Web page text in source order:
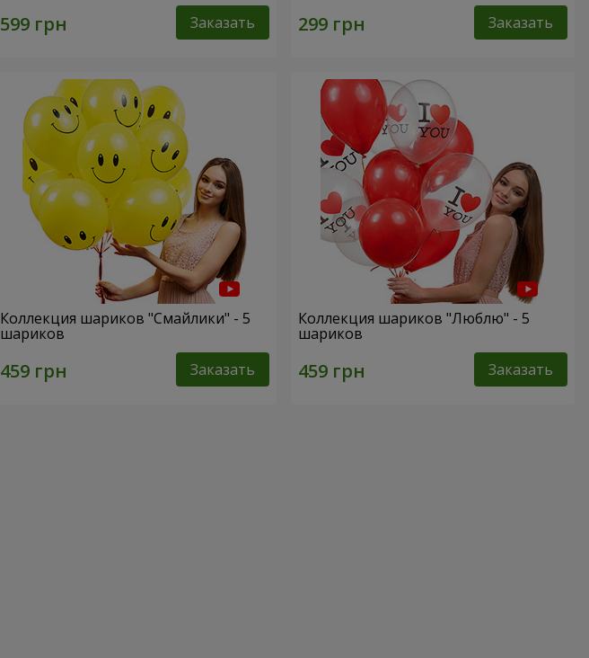
Заказать
Заказать
Коллекция шариков "Смайлики" - 5
шариков
Заказать
Коллекция шариков "Люблю" - 5
шариков
Заказать